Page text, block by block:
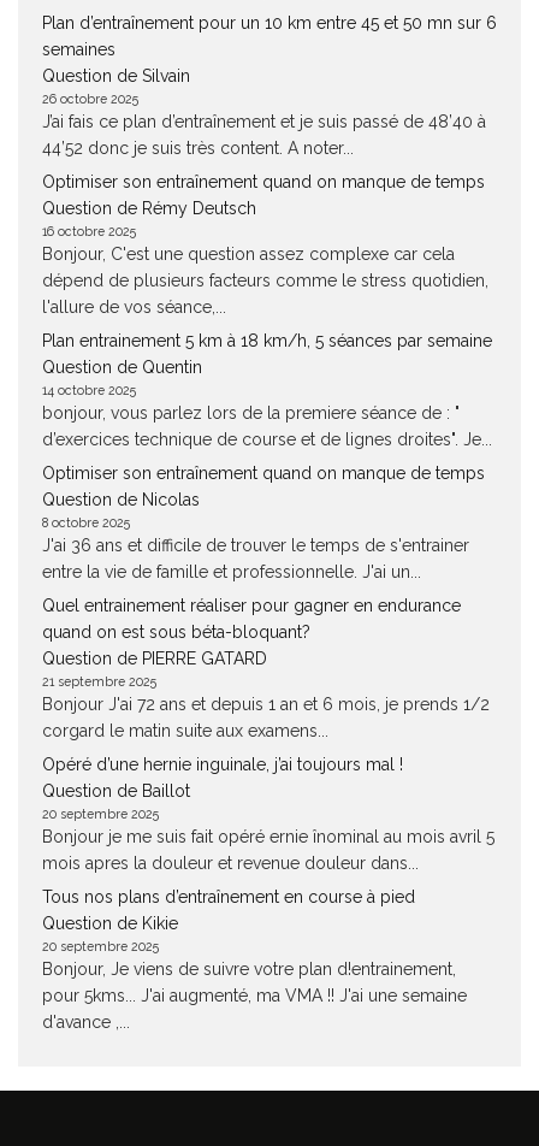
Plan d’entraînement pour un 10 km entre 45 et 50 mn sur 6
semaines
Question de Silvain
26 octobre 2025
J’ai fais ce plan d’entraînement et je suis passé de 48’40 à
44’52 donc je suis très content. A noter...
Optimiser son entraînement quand on manque de temps
Question de Rémy Deutsch
16 octobre 2025
Bonjour, C'est une question assez complexe car cela
dépend de plusieurs facteurs comme le stress quotidien,
l'allure de vos séance,...
Plan entrainement 5 km à 18 km/h, 5 séances par semaine
Question de Quentin
14 octobre 2025
bonjour, vous parlez lors de la premiere séance de : "
d’exercices technique de course et de lignes droites". Je...
Optimiser son entraînement quand on manque de temps
Question de Nicolas
8 octobre 2025
J'ai 36 ans et difficile de trouver le temps de s'entrainer
entre la vie de famille et professionnelle. J'ai un...
Quel entrainement réaliser pour gagner en endurance
quand on est sous béta-bloquant?
Question de PIERRE GATARD
21 septembre 2025
Bonjour J'ai 72 ans et depuis 1 an et 6 mois, je prends 1/2
corgard le matin suite aux examens...
Opéré d’une hernie inguinale, j’ai toujours mal !
Question de Baillot
20 septembre 2025
Bonjour je me suis fait opéré ernie înominal au mois avril 5
mois apres la douleur et revenue douleur dans...
Tous nos plans d’entraînement en course à pied
Question de Kikie
20 septembre 2025
Bonjour, Je viens de suivre votre plan d!entrainement,
pour 5kms... J'ai augmenté, ma VMA !! J'ai une semaine
d'avance ,...